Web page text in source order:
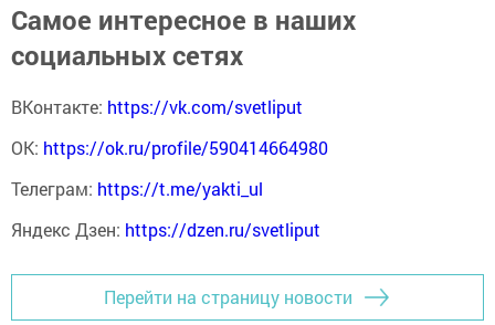
Самое интересное в наших
социальных сетях
ВКонтакте: https://vk.com/svetliput
ОК: https://ok.ru/profile/590414664980
Телеграм: https://t.me/yakti_ul
Яндекс Дзен: https://dzen.ru/svetliput
Перейти на страницу новости